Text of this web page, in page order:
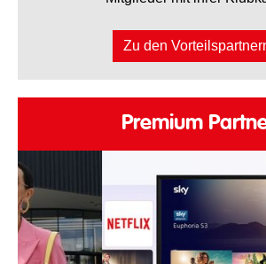
Zu den
Premium